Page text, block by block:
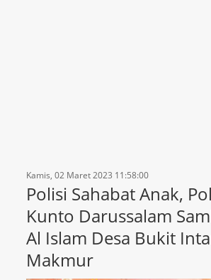
Kamis, 02 Maret 2023 11:58:00
Polisi Sahabat Anak,
Kunto Darussalam
Al Islam Desa Bukit
Makmur